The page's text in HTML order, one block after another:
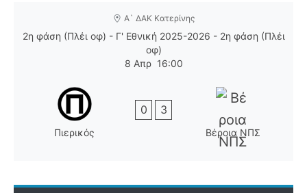
Α` ΔΑΚ Κατερίνης
2η φάση (Πλέι οφ) - Γ' Εθνική 2025-2026 - 2η φάση (Πλέι
οφ)
8 Απρ 16:00
Πιερικός
0 3
Βέροια ΝΠΣ